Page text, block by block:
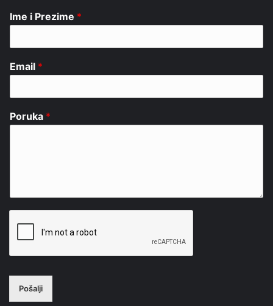
Ime i Prezime *
Email *
Poruka *
Pošalji